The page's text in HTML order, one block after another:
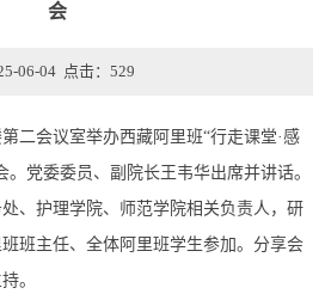
会
06-04 点击： 529
二会议室举办西藏阿里班“行走课堂·感
党委委员、副院长王韦华出席并讲话。
、护理学院、师范学院相关负责人，研
班主任、全体阿里班学生参加。分享会
。